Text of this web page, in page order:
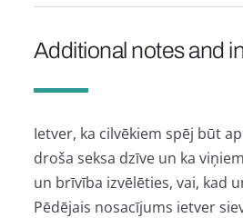
Additional notes and
Ietver, ka cilvēkiem spēj būt
droša seksa dzīve un ka
un brīvība izvēlēties, vai, kad
Pēdējais nosacījums ietver